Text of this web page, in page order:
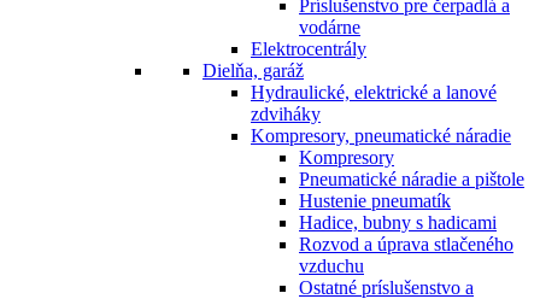
Príslušenstvo pre čerpadlá a
vodárne
Elektrocentrály
Dielňa, garáž
Hydraulické, elektrické a lanové
zdviháky
Kompresory, pneumatické náradie
Kompresory
Pneumatické náradie a pištole
Hustenie pneumatík
Hadice, bubny s hadicami
Rozvod a úprava stlačeného
vzduchu
Ostatné príslušenstvo a